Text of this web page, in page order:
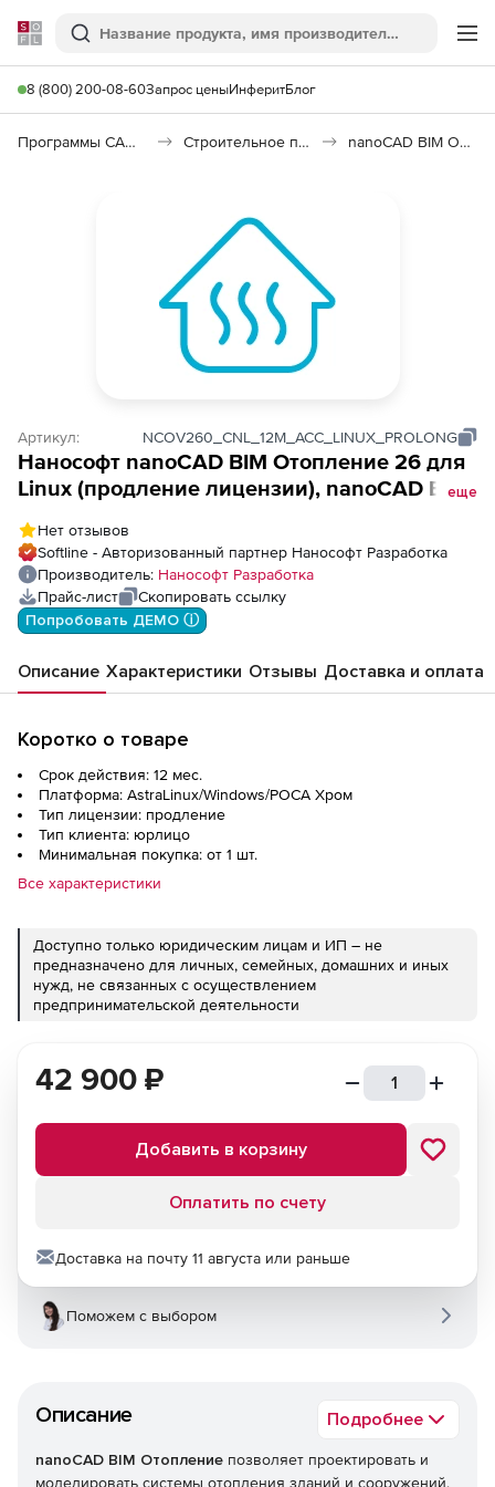
Softline
Поиск
8 (800) 200-08-60Запрос ценыИнферитБлог
Программы САПР и ГИС Строительное программное обеспечение nanoCAD BIM Отопление 26
Артикул: NCOV260_CNL_12M_ACC_LINUX_PROLONG
Нанософт nanoCAD BIM Отопление 26 для
Linux (продление лицензии), nanoCAD BIM
Linux на 1 год
еще
Нет отзывов
Softline - Авторизованный партнер Нанософт Разработка
Производитель: Нанософт Разработка
Прайс-лист
Скопировать ссылку
Попробовать ДЕМО ⓘ
Описание Характеристики Отзывы Доставка и оплата
Коротко о товаре
Срок действия: 12 мес.
Платформа: AstraLinux/Windows/РОСА Хром
Тип лицензии: продление
Тип клиента: юрлицо
Минимальная покупка: от 1 шт.
Все характеристики
Доступно только юридическим лицам и ИП – не
предназначено для личных, семейных, домашних и иных
нужд, не связанных с осуществлением
предпринимательской деятельности
Описание Подробнее
nanoCAD BIM Отопление позволяет проектировать и
моделировать системы отопления зданий и сооружений.
42 900 ₽
Добавить в корзину
Оплатить по счету
Доставка на почту 11 августа или раньше
Поможем с выбором